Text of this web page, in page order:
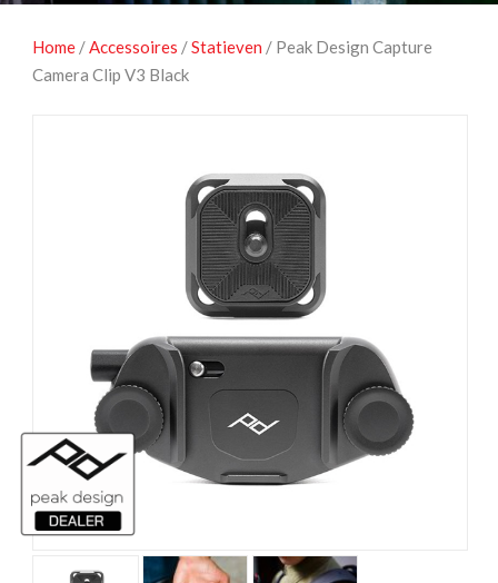
Home /Accessoires /Statieven / Peak Design Capture
Camera Clip V3 Black